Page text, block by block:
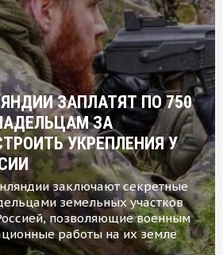
ЗАПЛАТЯТ ПО 750
ЗА
УКРЕПЛЕНИЯ У
заключают секретные
земельных участков
позволяющие военным
работы на их земле